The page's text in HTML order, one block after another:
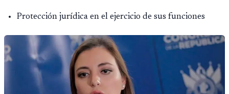
Protección jurídica en el ejercicio de sus funciones